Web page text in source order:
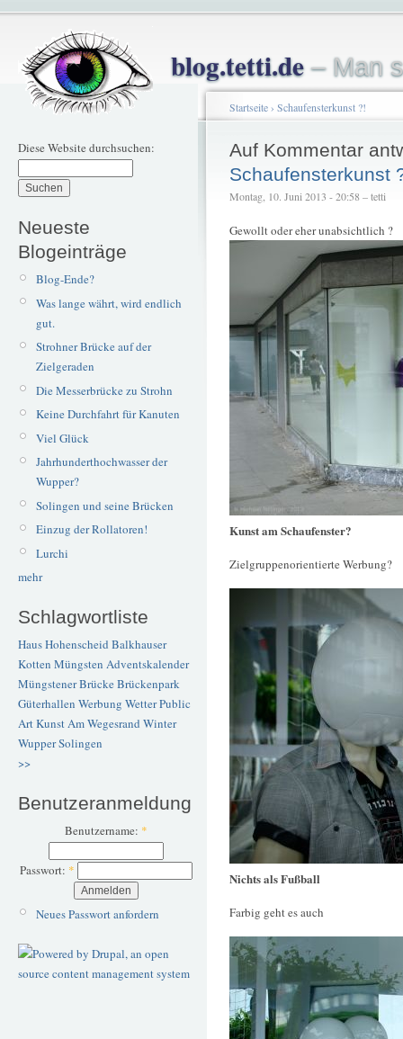
blog.tetti.de– Man
Diese Website durchsuchen:
Neueste
Blogeinträge
Blog-Ende?
Was lange währt, wird endlich
gut.
Strohner Brücke auf der
Zielgeraden
Die Messerbrücke zu Strohn
Keine Durchfahrt für Kanuten
Viel Glück
Jahrhunderthochwasser der
Wupper?
Solingen und seine Brücken
Einzug der Rollatoren!
Lurchi
mehr
Schlagwortliste
Haus Hohenscheid Balkhauser
Kotten Müngsten Adventskalender
Müngstener BrückeBrückenpark
Güterhallen Werbung WetterPublic
ArtKunstAm Wegesrand Winter
WupperSolingen
>>
Benutzeranmeldung
Benutzername: *
Passwort: *
Neues Passwort anfordern
Startseite› Schaufensterkunst ?!
Auf Kommentar
Schaufensterkunst
Montag, 10. Juni 2013 - 20:58 – tetti
Gewollt oder eher unabsichtlich ?
Kunst am Schaufenster?
Zielgruppenorientierte Werbung?
Nichts als Fußball
Farbig geht es auch